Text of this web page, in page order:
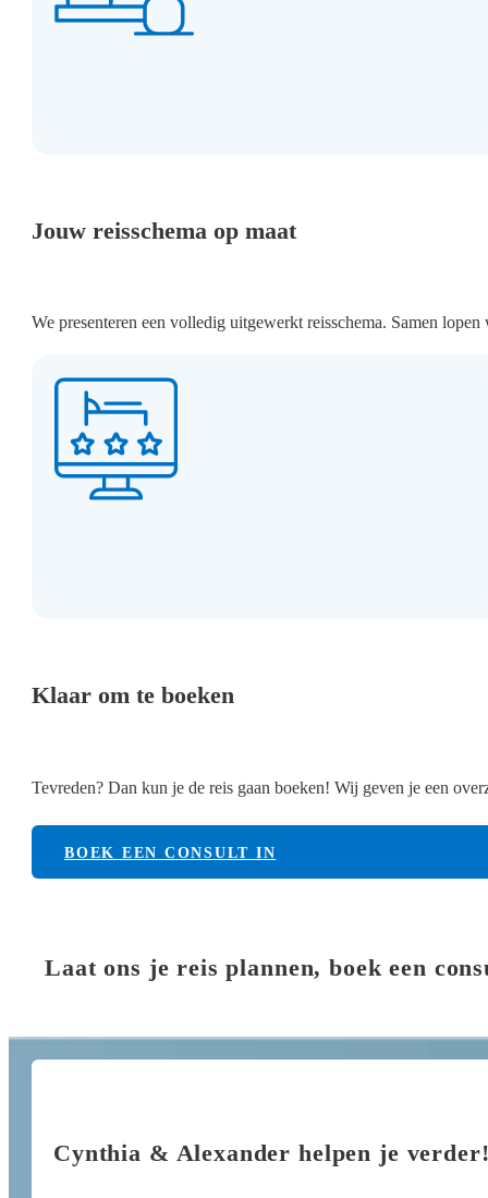
Jouw reisschema op maat
We presenteren een volledig uitgewerkt reisschema. Samen
Klaar om te boeken
Tevreden? Dan kun je de reis gaan boeken! Wij geven je een
BOEK EEN CONSULT IN
Laat ons je reis plannen, boek een
Cynthia & Alexander helpen je